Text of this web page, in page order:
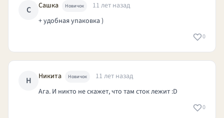
С Сашка Новичок
11 лет назад
+ удобная упаковка )
0
Н Никита Новичок
11 лет назад
Ага. И никто не скажет, что там сток лежит :D
0